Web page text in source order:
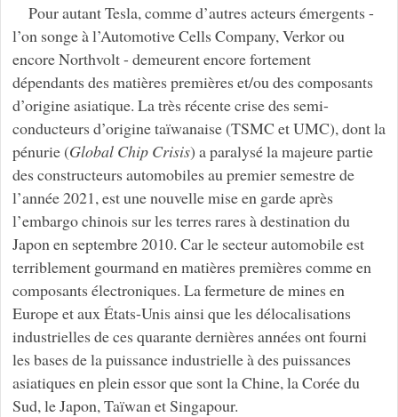
Pour autant Tesla, comme d’autres acteurs émergents -
l’on songe à l’Automotive Cells Company, Verkor ou
encore Northvolt - demeurent encore fortement
dépendants des matières premières et/ou des composants
d’origine asiatique. La très récente crise des semi-
conducteurs d’origine taïwanaise (TSMC et UMC), dont la
pénurie (Global Chip Crisis) a paralysé la majeure partie
des constructeurs automobiles au premier semestre de
l’année 2021, est une nouvelle mise en garde après
l’embargo chinois sur les terres rares à destination du
Japon en septembre 2010. Car le secteur automobile est
terriblement gourmand en matières premières comme en
composants électroniques. La fermeture de mines en
Europe et aux États-Unis ainsi que les délocalisations
industrielles de ces quarante dernières années ont fourni
les bases de la puissance industrielle à des puissances
asiatiques en plein essor que sont la Chine, la Corée du
Sud, le Japon, Taïwan et Singapour.